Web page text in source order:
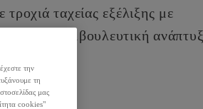
ταχείας εξέλιξης με
συμβουλευτική
την
τη
μας
cookies"